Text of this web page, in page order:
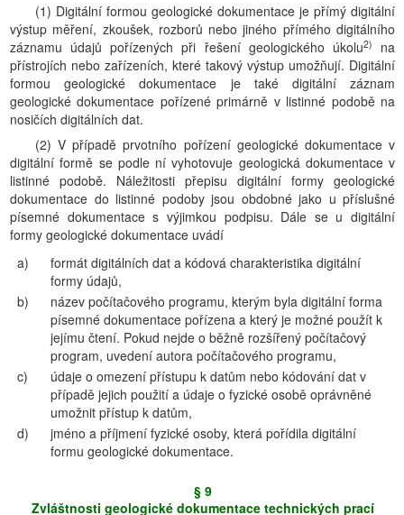
(1) Digitální formou geologické dokumentace je přímý digitální
výstup měření, zkoušek, rozborů nebo jiného přímého digitálního
záznamu údajů pořízených při řešení geologického úkolu2)
na
přístrojích nebo zařízeních, které takový výstup umožňují. Digitální
formou geologické dokumentace je také digitální záznam
geologické dokumentace pořízené primárně v listinné podobě na
nosičích digitálních dat.
(2) V případě prvotního pořízení geologické dokumentace v
digitální formě se podle ní vyhotovuje geologická dokumentace v
listinné podobě. Náležitosti přepisu digitální formy geologické
dokumentace do listinné podoby jsou obdobné jako u příslušné
písemné dokumentace s výjimkou podpisu. Dále se u digitální
formy geologické dokumentace uvádí
a)
formát digitálních dat a kódová charakteristika digitální
formy údajů,
b)
název počítačového programu, kterým byla digitální forma
písemné dokumentace pořízena a který je možné použít k
jejímu čtení. Pokud nejde o běžně rozšířený počítačový
program, uvedení autora počítačového programu,
c)
údaje o omezení přístupu k datům nebo kódování dat v
případě jejich použití a údaje o fyzické osobě oprávněné
umožnit přístup k datům,
d)
jméno a příjmení fyzické osoby, která pořídila digitální
formu geologické dokumentace.
§ 9
Zvláštnosti geologické dokumentace technických prací